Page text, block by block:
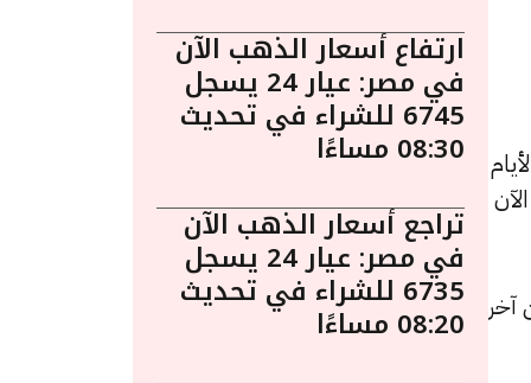
قيمتها 12 جنيهات عن آخر
ارتفاع أسعار الذهب الآن
في مصر: عيار 24 يسجل
6745 للشراء في تحديث
08:30 مساءًا
تراجع أسعار الذهب الآن
في مصر: عيار 24 يسجل
6735 للشراء في تحديث
08:20 مساءًا